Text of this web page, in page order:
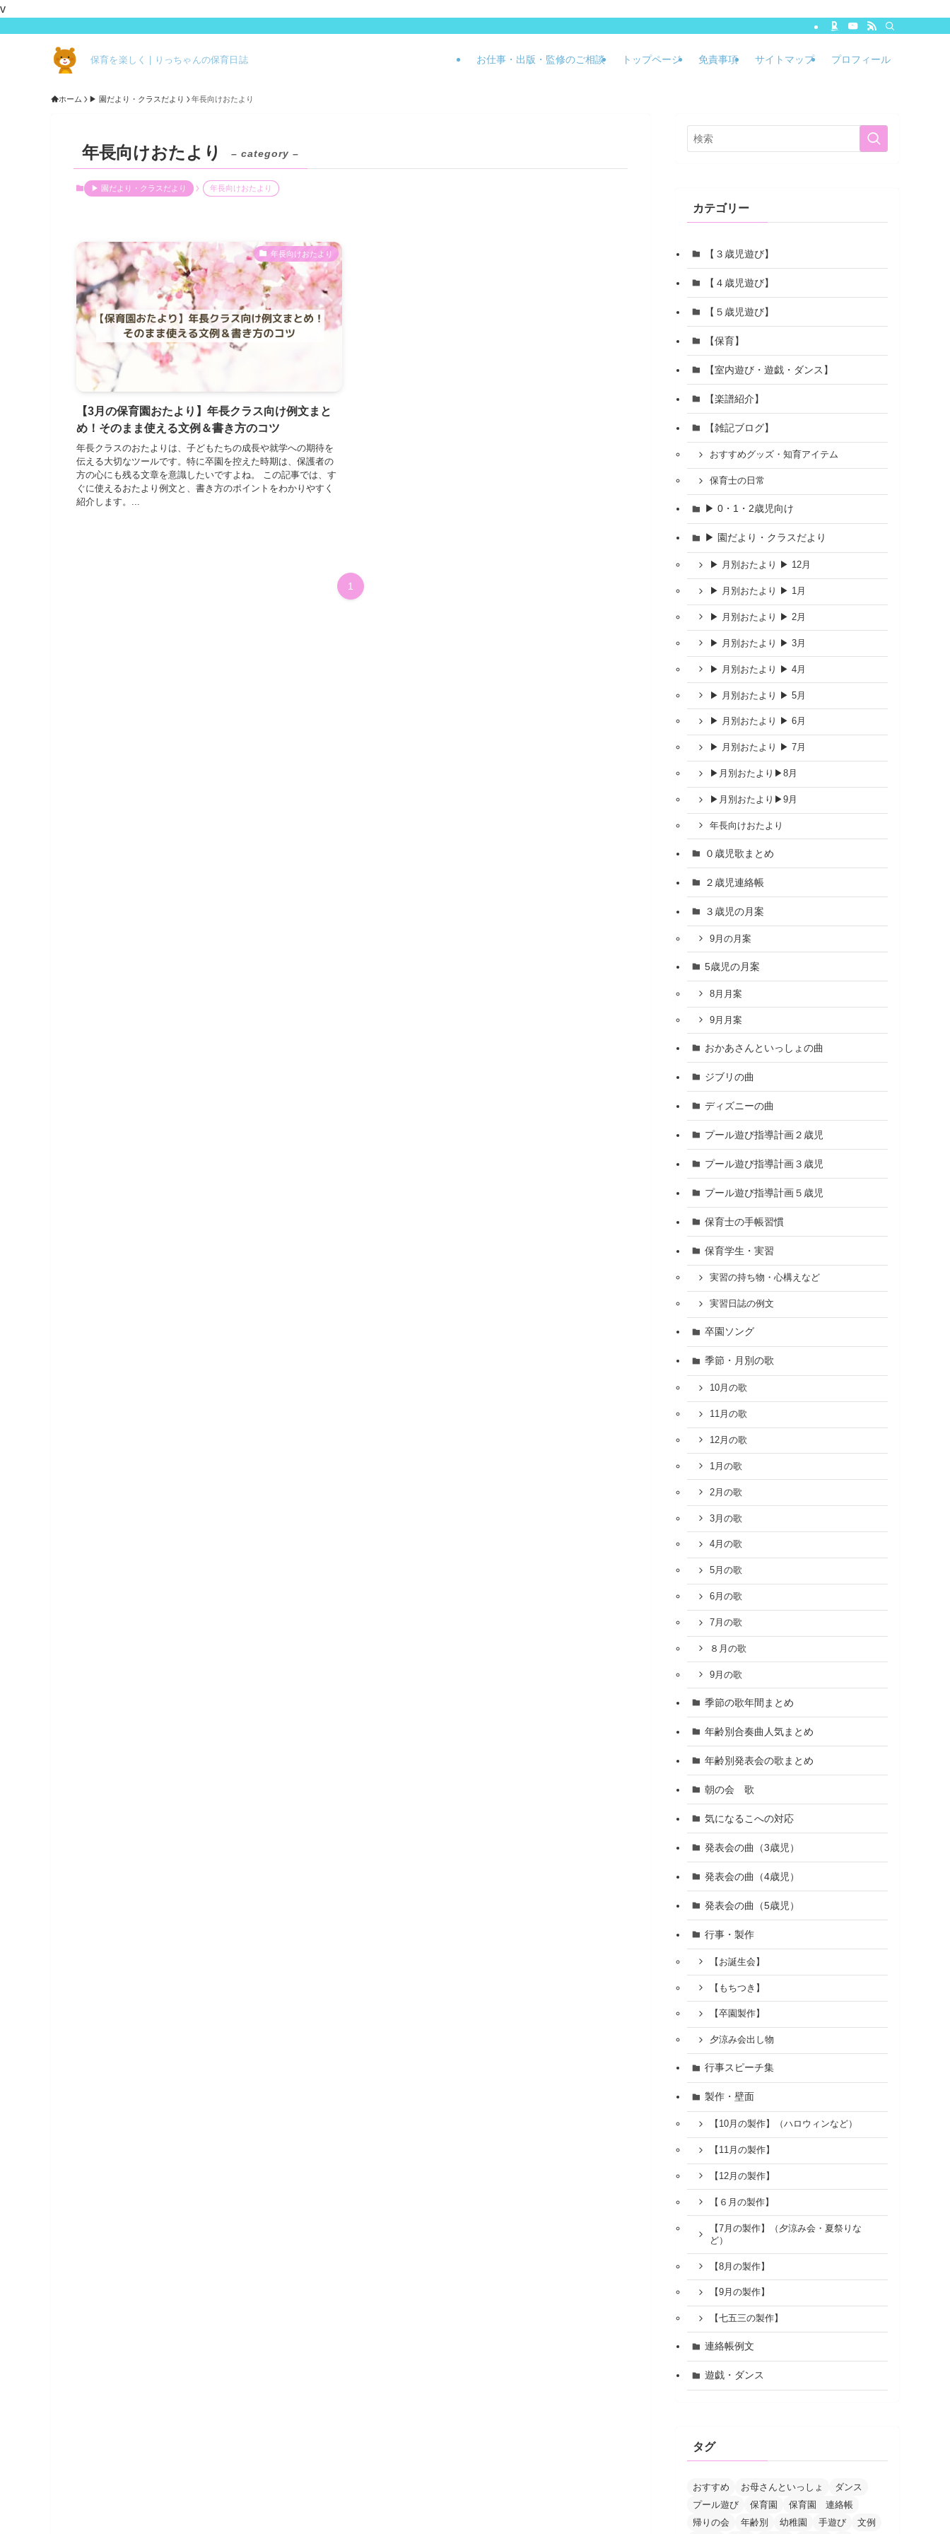
v
保育を楽しく | りっちゃんの保育日誌 お仕事・出版・監修のご相談 トップページ 免責事項 サイトマップ プロフィール
ホーム ▶ 園だより・クラスだより 年長向けおたより
年長向けおたより – category –
▶ 園だより・クラスだより 年長向けおたより
年長向けおたより
【3月の保育園おたより】年長クラス向け例文まと
め！そのまま使える文例＆書き方のコツ
年長クラスのおたよりは、子どもたちの成長や就学への期待を
伝える大切なツールです。特に卒園を控えた時期は、保護者の
方の心にも残る文章を意識したいですよね。 この記事では、す
ぐに使えるおたより例文と、書き方のポイントをわかりやすく
紹介します。...
1
カテゴリー
【３歳児遊び】
【４歳児遊び】
【５歳児遊び】
【保育】
【室内遊び・遊戯・ダンス】
【楽譜紹介】
【雑記ブログ】
おすすめグッズ・知育アイテム
保育士の日常
▶ 0・1・2歳児向け
▶ 園だより・クラスだより
▶ 月別おたより ▶ 12月
▶ 月別おたより ▶ 1月
▶ 月別おたより ▶ 2月
▶ 月別おたより ▶ 3月
▶ 月別おたより ▶ 4月
▶ 月別おたより ▶ 5月
▶ 月別おたより ▶ 6月
▶ 月別おたより ▶ 7月
▶︎月別おたより▶︎8月
▶︎月別おたより▶︎9月
年長向けおたより
０歳児歌まとめ
２歳児連絡帳
３歳児の月案
9月の月案
5歳児の月案
8月月案
9月月案
おかあさんといっしょの曲
ジブリの曲
ディズニーの曲
プール遊び指導計画２歳児
プール遊び指導計画３歳児
プール遊び指導計画５歳児
保育士の手帳習慣
保育学生・実習
実習の持ち物・心構えなど
実習日誌の例文
卒園ソング
季節・月別の歌
10月の歌
11月の歌
12月の歌
1月の歌
2月の歌
3月の歌
4月の歌
5月の歌
6月の歌
7月の歌
８月の歌
9月の歌
季節の歌年間まとめ
年齢別合奏曲人気まとめ
年齢別発表会の歌まとめ
朝の会 歌
気になるこへの対応
発表会の曲（3歳児）
発表会の曲（4歳児）
発表会の曲（5歳児）
行事・製作
【お誕生会】
【もちつき】
【卒園製作】
夕涼み会出し物
行事スピーチ集
製作・壁面
【10月の製作】（ハロウィンなど）
【11月の製作】
【12月の製作】
【６月の製作】
【7月の製作】（夕涼み会・夏祭りな
ど）
【8月の製作】
【9月の製作】
【七五三の製作】
連絡帳例文
遊戯・ダンス
タグ
おすすめ お母さんといっしょ
ダンス
プール遊び
保育園
保育園 連絡帳
帰りの会
年齢別 幼稚園 手遊び 文例